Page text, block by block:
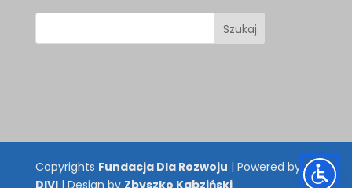
Copyrights Fundacja Dla Rozwoju | Powered by